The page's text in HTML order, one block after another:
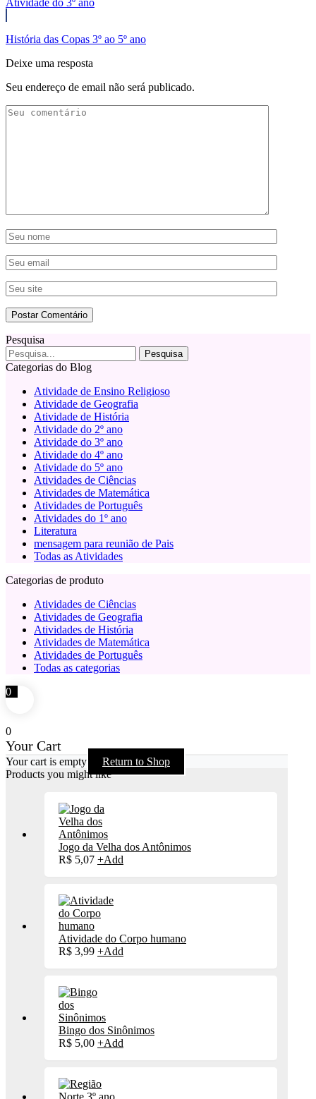
Atividade do 3º ano
História das Copas 3º ao 5º ano
Deixe uma resposta
Seu endereço de email não será publicado.
Pesquisa
Categorias do Blog
Atividade de Ensino Religioso
Atividade de Geografia
Atividade de História
Atividade do 2º ano
Atividade do 3º ano
Atividade do 4º ano
Atividade do 5º ano
Atividades de Ciências
Atividades de Matemática
Atividades de Português
Atividades do 1º ano
Literatura
mensagem para reunião de Pais
Todas as Atividades
Categorias de produto
Atividades de Ciências
Atividades de Geografia
Atividades de História
Atividades de Matemática
Atividades de Português
Todas as categorias
0
0
Your Cart
Your cart is empty
Return to Shop
Products you might like
Jogo da Velha dos Antônimos
R$ 5,07 +Add
Atividade do Corpo humano
R$ 3,99 +Add
Bingo dos Sinônimos
R$ 5,00 +Add